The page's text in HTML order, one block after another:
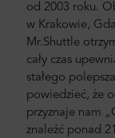
od 2003 roku.
w Krakowie,
Mr.Shuttle
cały czas
stałego
powiedzieć, że
przyznaje nam
znaleźć ponad